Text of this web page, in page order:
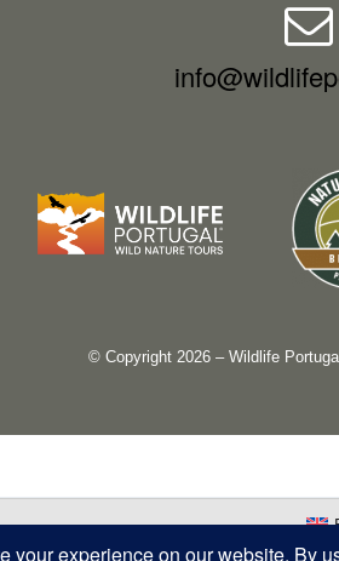
© Copyright 2026 – Wildlife